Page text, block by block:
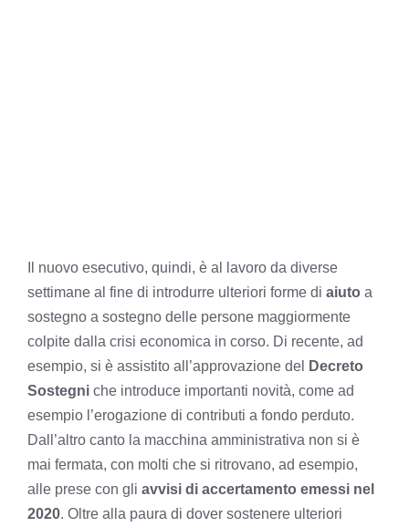
Il nuovo esecutivo, quindi, è al lavoro da diverse
settimane al fine di introdurre ulteriori forme di aiuto a
sostegno a sostegno delle persone maggiormente
colpite dalla crisi economica in corso. Di recente, ad
esempio, si è assistito all’approvazione del
Decreto
Sostegni che introduce importanti novità, come ad
esempio l’erogazione di contributi a fondo perduto.
Dall’altro canto la macchina amministrativa non si è
mai fermata, con molti che si ritrovano, ad esempio,
alle prese con gli avvisi di accertamento emessi nel
2020. Oltre alla paura di dover sostenere ulteriori